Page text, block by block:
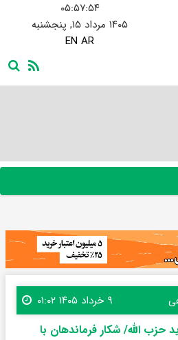
۰۵:۵۷:۵۵
۱۴۰۵ مرداد ۱۵, پنجشنبه
EN AR
۹ خرداد ۱۴۰۵ ۰۱:۰۲
حزب الله/ شکار فرماندهان با